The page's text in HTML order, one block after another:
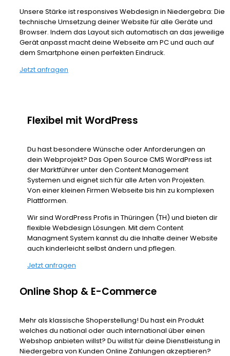
Unsere Stärke ist responsives Webdesign in Niedergebra: Die
technische Umsetzung deiner Website für alle Geräte und
Browser. Indem das Layout sich automatisch an das jeweilige
Gerät anpasst macht deine Webseite am PC und auch auf
dem Smartphone einen perfekten Eindruck.
Jetzt anfragen
Flexibel mit WordPress
Du hast besondere Wünsche oder Anforderungen an
dein Webprojekt? Das Open Source CMS WordPress ist
der Marktführer unter den Content Management
Systemen und eignet sich für alle Arten von Projekten.
Von einer kleinen Firmen Webseite bis hin zu komplexen
Plattformen.
Wir sind WordPress Profis in Thüringen (TH) und bieten dir
flexible Webdesign Lösungen. Mit dem Content
Managment System kannst du die Inhalte deiner Website
auch kinderleicht selbst ändern und pflegen.
Jetzt anfragen
Online Shop & E-Commerce
Mehr als klassische Shoperstellung! Du hast ein Produkt
welches du national oder auch international über einen
Webshop anbieten willst? Du willst für deine Dienstleistung in
Niedergebra von Kunden Online Zahlungen akzeptieren?